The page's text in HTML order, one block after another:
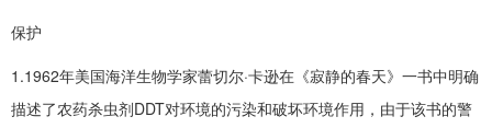
加入我们
保护
1.1962年美国海洋生物学家蕾切尔·卡逊在《寂静的春天》一书中明确
描述了农药杀虫剂DDT对环境的污染和破坏环境作用，由于该书的警